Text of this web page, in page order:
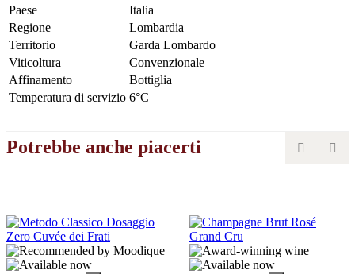
Paese
Italia
Regione
Lombardia
Territorio
Garda Lombardo
Viticoltura
Convenzionale
Affinamento
Bottiglia
Temperatura di servizio 6°C
Potrebbe anche piacerti  